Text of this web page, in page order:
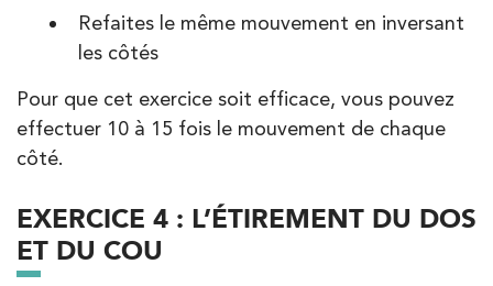
Refaites le même mouvement en inversant
les côtés
Pour que cet exercice soit efficace, vous pouvez
effectuer 10 à 15 fois le mouvement de chaque
côté.
EXERCICE 4 : L’ÉTIREMENT DU DOS
ET DU COU
IK Morangis – 91
85 Av. de Balzac 91420 Morangis
85 Av. de Balzac 91420 Morangis
01 64 48 35 84
PRENDRE RDV
Kinésithérapie